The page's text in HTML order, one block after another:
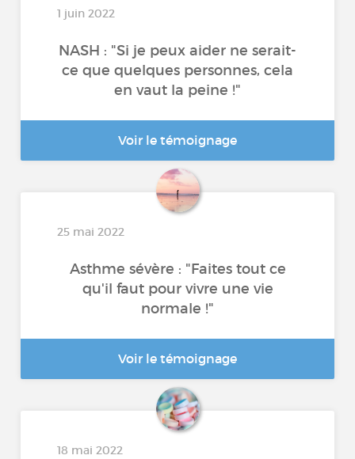
1 juin 2022
NASH : "Si je peux aider ne serait-
ce que quelques personnes, cela
en vaut la peine !"
Voir le témoignage
25 mai 2022
Asthme sévère : "Faites tout ce
qu'il faut pour vivre une vie
normale !"
Voir le témoignage
18 mai 2022